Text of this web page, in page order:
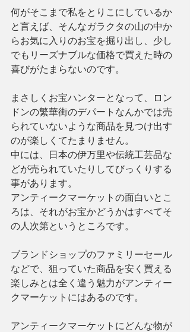
何がそこまで私をとりこにしているか
と言えば、そんなガラクタの山の中か
らお気に入りのお宝を掘り出し、少し
でもリーズナブルな価格で買えた時の
喜びがたまらないのです。
まさしくお宝ハンターとなって、ロン
ドンの繁華街のデパートなんかでは売
られていないような商品を見つけ出す
のが楽しくてたまりません。
中には、日本の伊万里や伝統工芸品な
どが売られていたりしてびっくりする
事があります。
アンティークマーケットの面白いとこ
ろは、それがお宝かどうかはすべてそ
の人次第というところです。
ブランドショップのファミリーセール
などで、狙っていた商品を安く買える
楽しみとは全く違う魅力がアンティー
クマーケットにはあるのです。
アンティークマーケットにどんな物が